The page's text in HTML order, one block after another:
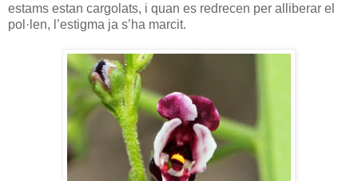
estams estan cargolats, i quan es redrecen per alliberar el
pol·len, l’estigma ja s’ha marcit.